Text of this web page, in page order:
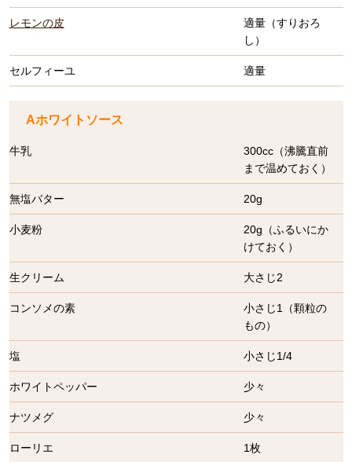
レモンの皮
適量（すりおろ
し）
セルフィーユ 適量
Aホワイトソース
牛乳
300cc（沸騰直前
まで温めておく）
無塩バター 20g
小麦粉
20g（ふるいにか
けておく）
生クリーム 大さじ2
コンソメの素
小さじ1（顆粒の
もの）
塩 小さじ1/4
ホワイトペッパー 少々
ナツメグ 少々
ローリエ 1枚